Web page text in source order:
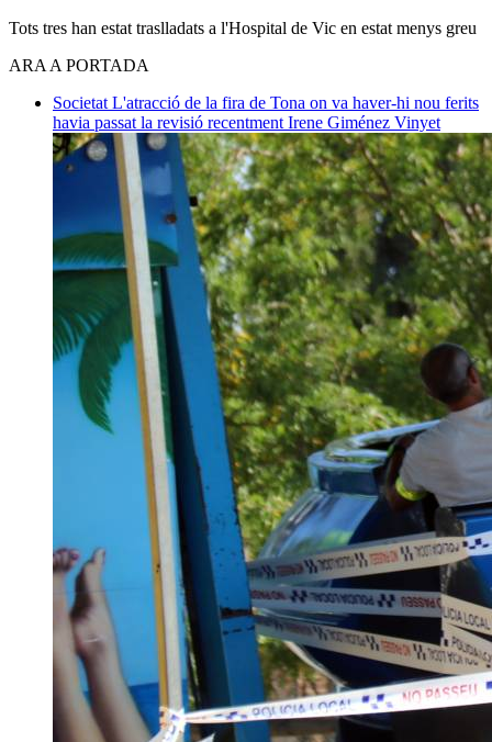
Tots tres han estat traslladats a l'Hospital de Vic en estat menys greu
ARA A PORTADA
Societat L'atracció de la fira de Tona on va haver-hi nou ferits
havia passat la revisió recentment Irene Giménez Vinyet